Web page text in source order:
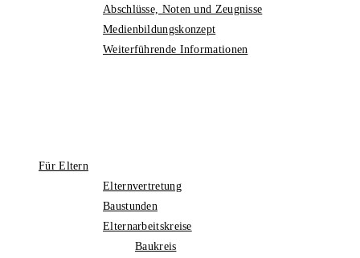
Abschlüsse, Noten und Zeugnisse
Medienbildungskonzept
Weiterführende Informationen
Für Eltern
Elternvertretung
Baustunden
Elternarbeitskreise
Baukreis